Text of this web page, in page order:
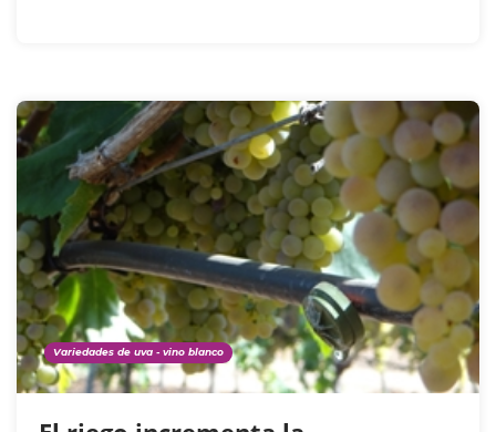
Variedades de uva - vino blanco